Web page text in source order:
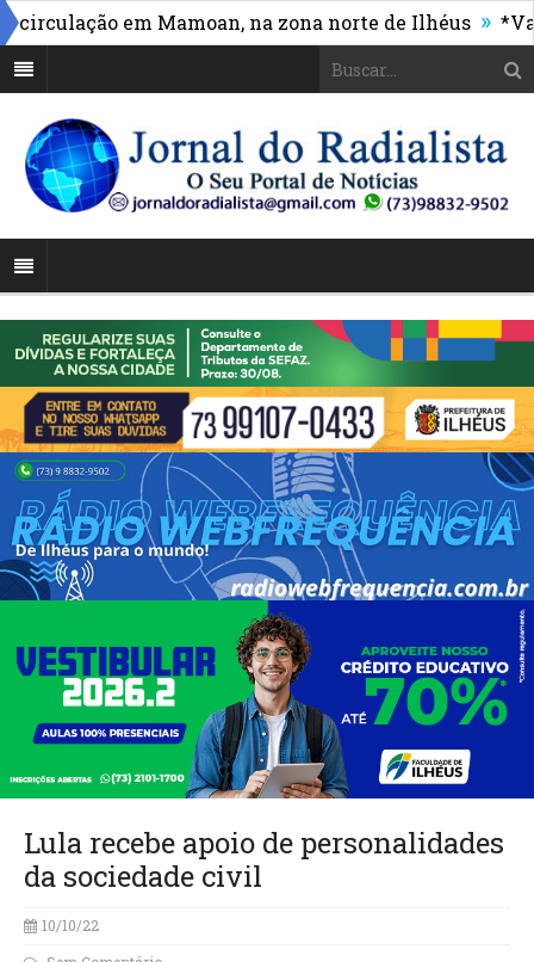
em Mamoan, na zona norte de Ilhéus » *Vasco
Lula recebe apoio de personalidades
da sociedade civil
10/10/22